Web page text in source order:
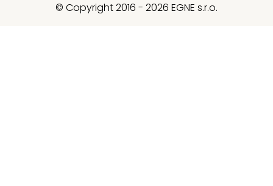
© Copyright 2016 - 2026 EGNE s.r.o.